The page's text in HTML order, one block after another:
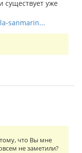
существует уже
sanmarin...
что Вы мне
не заметили?